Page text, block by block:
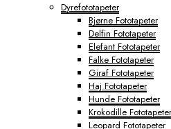
Dyrefototapeter
Bjørne Fototapeter
Delfin Fototapeter
Elefant Fototapeter
Falke Fototapeter
Giraf Fototapeter
Haj Fototapeter
Hunde Fototapeter
Krokodille Fototapeter
Leopard Fototapeter